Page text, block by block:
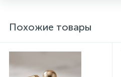
Похожие товары